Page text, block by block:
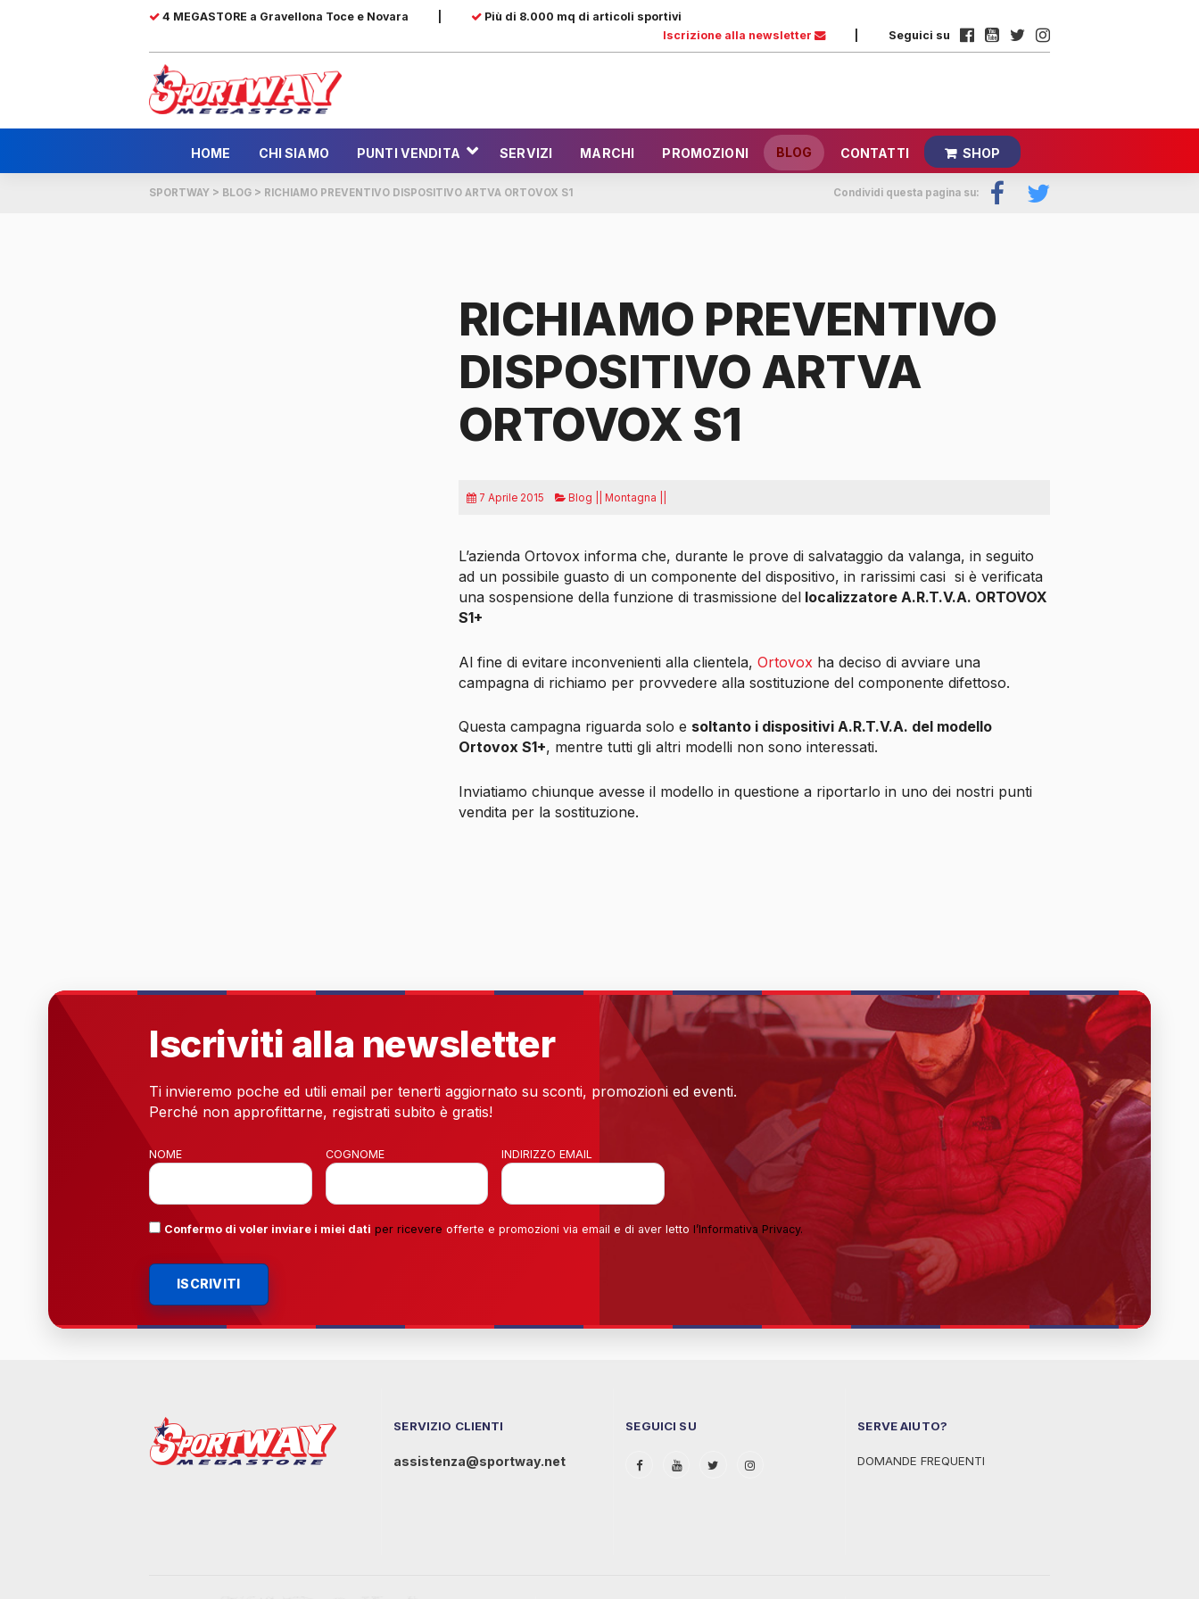
4 MEGASTORE a Gravellona Toce e Novara
Più di 8.000 mq di articoli sportivi
Iscrizione alla newsletter
Seguici su
HOME CHI SIAMO PUNTI VENDITA SERVIZI MARCHI PROMOZIONI BLOG CONTATTI SHOP
SPORTWAY > BLOG > RICHIAMO PREVENTIVO DISPOSITIVO ARTVA ORTOVOX S1 Condividi questa pagina su:
RICHIAMO PREVENTIVO
DISPOSITIVO ARTVA
ORTOVOX S1
7 Aprile 2015 Blog || Montagna ||
L’azienda Ortovox informa che, durante le prove di salvataggio da valanga, in seguito
ad un possibile guasto di un componente del dispositivo, in rarissimi casisi è verificata
una sospensione della funzione di trasmissione dellocalizzatore A.R.T.V.A. ORTOVOX
S1+
Al fine di evitare inconvenienti alla clientela, Ortovox ha deciso di avviare una
campagna di richiamo per provvedere alla sostituzione del componente difettoso.
Questa campagna riguarda solo e soltanto i dispositivi A.R.T.V.A. del modello
Ortovox S1+, mentre tutti gli altri modelli non sono interessati.
Inviatiamo chiunque avesse il modello in questione a riportarlo in uno dei nostri punti
vendita per la sostituzione.
Iscriviti alla newsletter
Ti invieremo poche ed utili email per tenerti aggiornato su sconti, promozioni ed eventi.
Perché non approfittarne, registrati subito è gratis!
NOME COGNOME INDIRIZZO EMAIL
Confermo di voler inviare i miei dati per ricevere offerte e promozioni via email e di aver letto l’Informativa Privacy.
ISCRIVITI
SERVIZIO CLIENTI
assistenza@sportway.net
SEGUICI SU SERVE AIUTO?
DOMANDE FREQUENTI